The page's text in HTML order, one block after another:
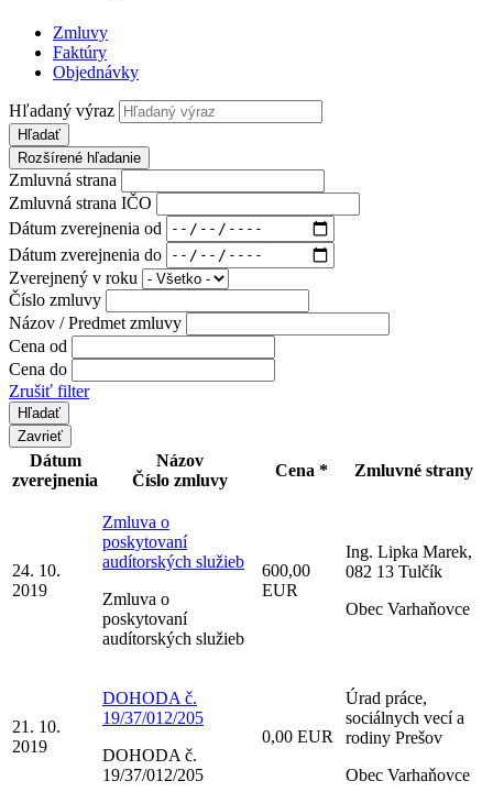
Zmluvy
Faktúry
Objednávky
Hľadaný výraz
Hľadať
Rozšírené hľadanie
Zmluvná strana
Zmluvná strana IČO
Dátum zverejnenia od
Dátum zverejnenia do
Zverejnený v roku
Číslo zmluvy
Názov / Predmet zmluvy
Cena od
Cena do
Zrušiť filter
Zavrieť
Dátum
zverejnenia
Názov
Číslo zmluvy
Cena * Zmluvné strany
24. 10.
2019
Zmluva o
poskytovaní
audítorských služieb
Zmluva o
poskytovaní
audítorských služieb
600,00
EUR
Ing. Lipka Marek,
082 13 Tulčík
Obec Varhaňovce
21. 10.
2019
DOHODA č.
19/37/012/205
DOHODA č.
19/37/012/205
0,00 EUR
Úrad práce,
sociálnych vecí a
rodiny Prešov
Obec Varhaňovce